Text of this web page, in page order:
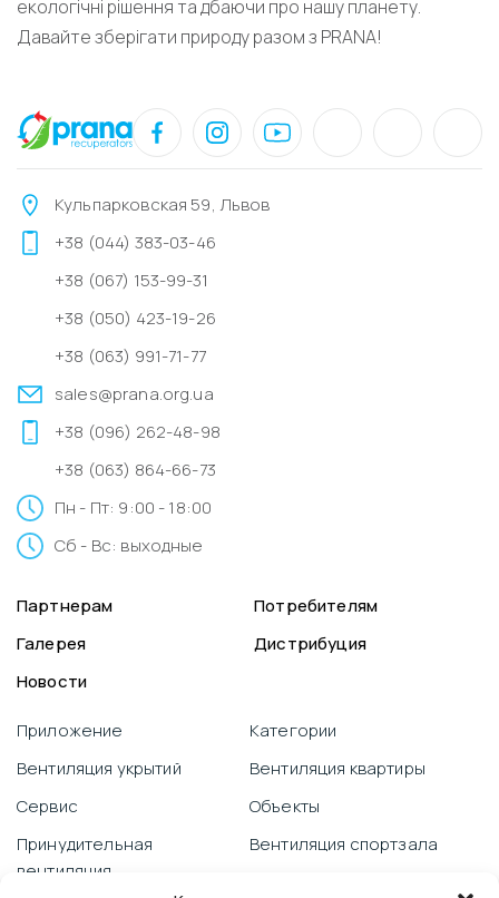
екологічні рішення та дбаючи про нашу планету.
Давайте зберігати природу разом з PRANA!
Кульпарковская 59, Львов
+38 (044) 383-03-46
+38 (067) 153-99-31
+38 (050) 423-19-26
+38 (063) 991-71-77
sales@prana.org.ua
+38 (096) 262-48-98
+38 (063) 864-66-73
Пн - Пт: 9:00 - 18:00
Сб - Вс: выходные
Партнерам
Потребителям
Галерея
Дистрибуция
Новости
Приложение
Вентиляция укрытий
Сервис
Принудительная
вентиляция
Категории
Вентиляция квартиры
Объекты
Вентиляция спортзала